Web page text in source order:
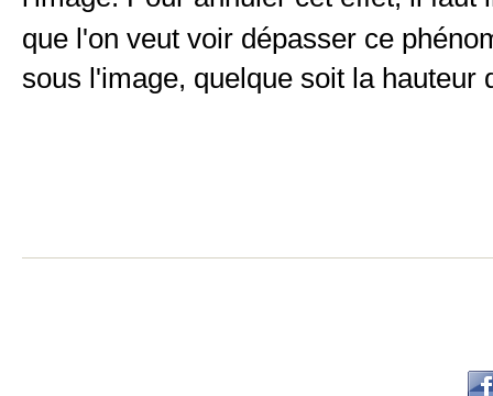
que l'on veut voir dépasser ce
sous l'image, quelque soit la hauteur